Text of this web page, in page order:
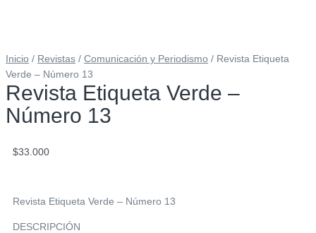
Inicio / Revistas / Comunicación y Periodismo / Revista Etiqueta
Verde – Número 13
Revista Etiqueta Verde –
Número 13
$33.000
Revista Etiqueta Verde – Número 13
DESCRIPCIÓN